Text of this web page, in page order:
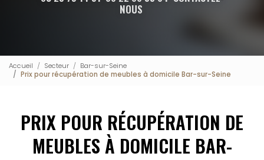
NOUS
Accueil Secteur
Bar-sur-Seine
Prix pour récupération de meubles à domicile Bar-sur-Seine
PRIX POUR RÉCUPÉRATION DE
MEUBLES À DOMICILE BAR-